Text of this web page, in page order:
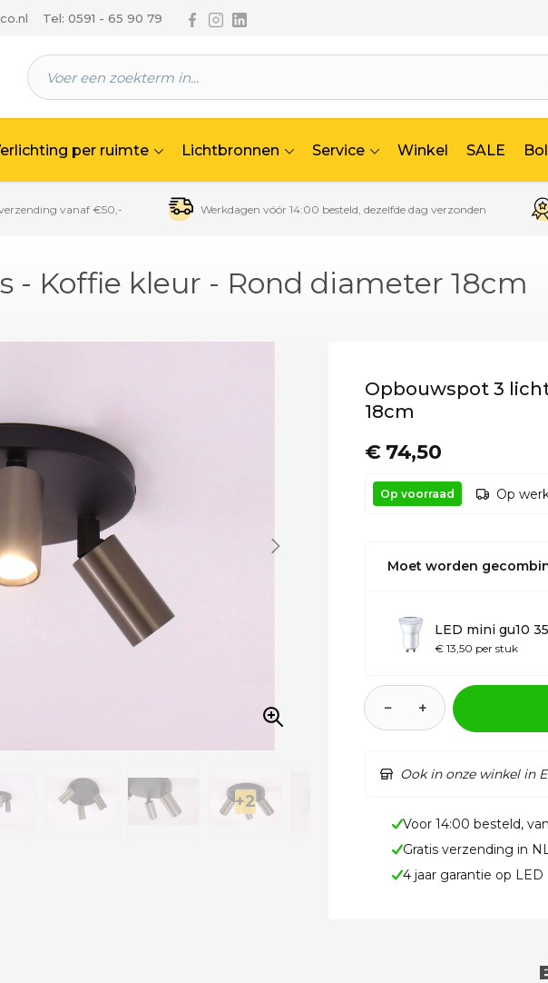
Tel: 0591 - 65 90 79 Volg ons via Facebook
Volg ons via Instagram
Volg ons via Linkedin
per ruimte Lichtbronnen Service Winkel SALE
vanaf €50,- Werkdagen vóór 14:00 besteld, dezelfde dag verzonden
- Koffie kleur - Rond diameter 18cm
Opbouwspot 3
18cm
€ 74,50
Op voorraad Op
Moet worden
LED mini gu10
€ 13,50 per stuk
− +
Ook in onze winkel in
Voor 14:00 besteld,
Gratis verzending in
4 jaar garantie op LED